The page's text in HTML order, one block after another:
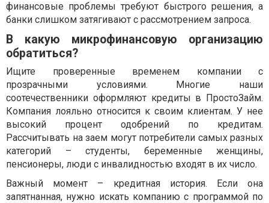
финансовые проблемы требуют быстрого решения, а
банки слишком затягивают с рассмотрением запроса.
В какую микрофинансовую организацию
обратиться?
Ищите проверенные временем компании с
прозрачными условиями. Многие наши
соотечественники оформляют кредиты в ПростоЗайм.
Компания лояльно относится к своим клиентам. У нее
высокий процент одобрений по кредитам.
Рассчитывать на заем могут потребители самых разных
категорий – студенты, беременные женщины,
пенсионеры, люди с инвалидностью входят в их число.
Важный момент – кредитная история. Если она
запятнанная, нужно искать компанию с программой по